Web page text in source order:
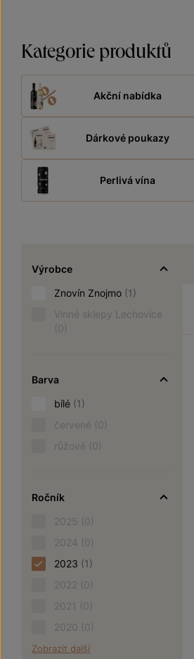
Kategorie produktů
Akční nabídka
Dárkové poukazy
Perlivá vína
Výrobce
Znovín Znojmo (1)
Vinné sklepy Lechovice
(0)
Barva
bílé (1)
červené (0)
růžové (0)
Ročník
2025 (0)
2024 (0)
2023 (1)
2022 (0)
2021 (0)
2020 (0)
Zobrazit další